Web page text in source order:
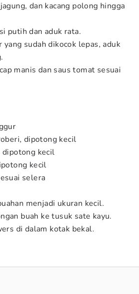
dan kacang polong hingga
putih dan aduk rata.
yang sudah dikocok lepas, aduk
manis dan saus tomat sesuai
dipotong kecil
dipotong kecil
kecil
selera
menjadi ukuran kecil.
buah ke tusuk sate kayu.
di dalam kotak bekal.